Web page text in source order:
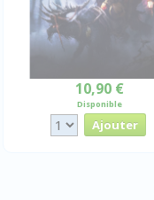
10,90 €
Disponible